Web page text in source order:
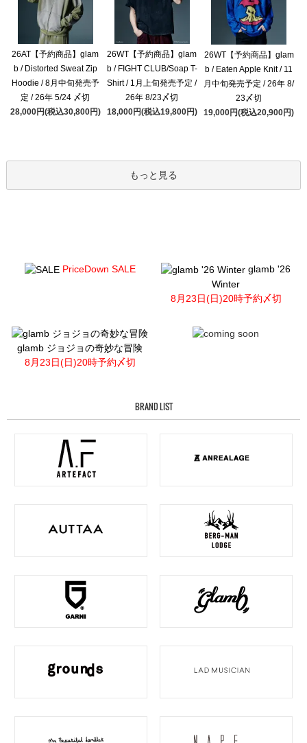
26AT【予約商品】glam
b / Distorted Sweat Zip
Hoodie / 8月中旬発売予
定 / 26年 5/24 〆切
28,000円(税込30,800円)
26WT【予約商品】glam
b / FIGHT CLUB/Soap T-
Shirt / 1月上旬発売予定 /
26年 8/23〆切
18,000円(税込19,800円)
26WT【予約商品】glam
b / Eaten Apple Knit / 11
月中旬発売予定 / 26年 8/
23〆切
19,000円(税込20,900円)
もっと見る
PriceDown SALE
glamb '26
Winter
8月23日(日)20時予約〆切
glamb ジョジョの奇妙な冒険
8月23日(日)20時予約〆切
BRAND LIST